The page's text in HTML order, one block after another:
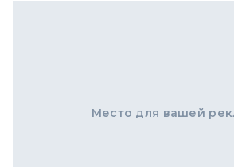
Место для вашей